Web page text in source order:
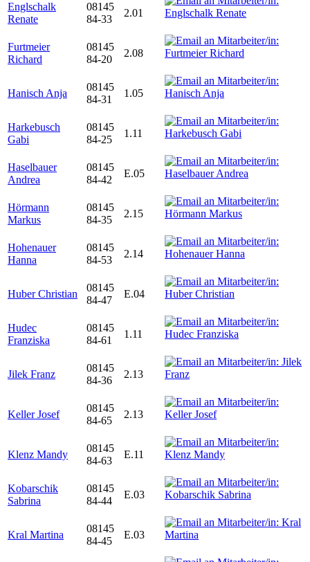
Englschalk
Renate
08145
84-33
2.01
Furtmeier
Richard
08145
84-20
2.08
Hanisch Anja
08145
84-31
1.05
Harkebusch
Gabi
08145
84-25
1.11
Haselbauer
Andrea
08145
84-42
E.05
Hörmann
Markus
08145
84-35
2.15
Hohenauer
Hanna
08145
84-53
2.14
Huber Christian
08145
84-47
E.04
Hudec
Franziska
08145
84-61
1.11
Jilek Franz
08145
84-36
2.13
Keller Josef
08145
84-65
2.13
Klenz Mandy
08145
84-63
E.11
Kobarschik
Sabrina
08145
84-44
E.03
Kral Martina
08145
84-45
E.03